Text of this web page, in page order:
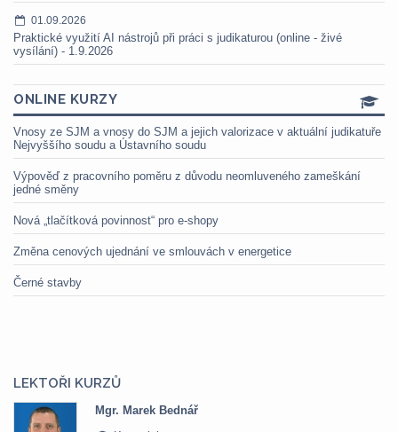
01.09.2026
Praktické využití AI nástrojů při práci s judikaturou (online - živé
vysílání) - 1.9.2026
ONLINE KURZY
Vnosy ze SJM a vnosy do SJM a jejich valorizace v aktuální judikatuře
Nejvyššího soudu a Ústavního soudu
Výpověď z pracovního poměru z důvodu neomluveného zameškání
jedné směny
Nová „tlačítková povinnost“ pro e-shopy
Změna cenových ujednání ve smlouvách v energetice
Černé stavby
LEKTOŘI KURZŮ
Mgr. Marek Bednář